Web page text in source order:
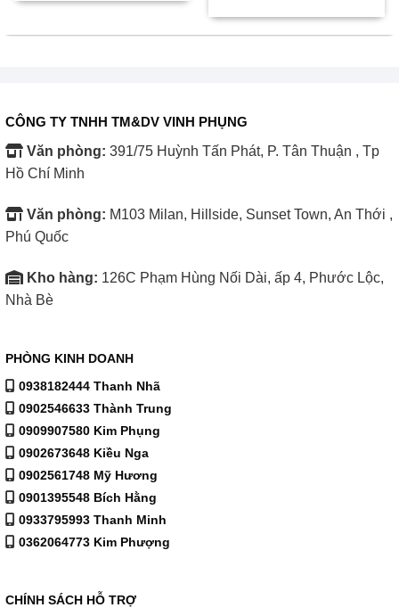
Xem thêm tivi
Mua hàng trực tiếp tại
Xem hướng dẫn đường đi
5.560.000 ₫.
12.810.000 ₫.
CÔNG TY TNHH TM&DV VINH PHỤNG
Văn phòng: 391/75 Huỳnh Tấn Phát, P. Tân Thuận , Tp
Hồ Chí Minh
Văn phòng: M103 Milan, Hillside, Sunset Town, An Thới ,
Phú Quốc
Kho hàng: 126C Phạm Hùng Nối Dài, ấp 4, Phước Lộc,
Nhà Bè
PHÒNG KINH DOANH
0938182444 Thanh Nhã
0902546633 Thành Trung
0909907580 Kim Phụng
0902673648 Kiều Nga
0902561748 Mỹ Hương
0901395548 Bích Hằng
0933795993 Thanh Minh
0362064773 Kim Phượng
CHÍNH SÁCH HỖ TRỢ